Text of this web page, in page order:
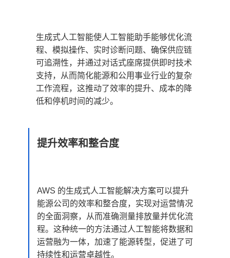
生成式人工智能使人工智能助手能够优化流
程、模拟操作、实时诊断问题、确保供应链
可追溯性，并通过对话式座席提供即时技术
支持，从而简化能源和公用事业行业的复杂
工作流程，这推动了效率的提升、成本的降
低和停机时间的减少。
提升效率和整合度
AWS 的生成式人工智能解决方案可以提升
能源公司的效率和整合度，实现对运营情况
的全面洞察，从而准确测量排放量并优化流
程。这种统一的方法通过人工智能将数据和
运营融为一体，加速了能源转型，促进了可
持续性和运营卓越性。